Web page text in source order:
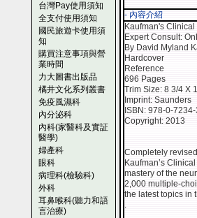
台灣Pay使用須知
全支付使用須知
國民旅遊卡使用須
知
購買注意事項與營
業時間
力大圖書出版品
橘井文化系列叢書
免疫風濕科
內分泌科
內科(家醫科及實証
醫學)
婦產科
眼科
病理科(檢驗科)
外科
耳鼻喉科(聽力和語
言治療)
- 內容介紹
Kaufman's
Expert Consult:
By David Myland
Hardcover
Reference
696 Pages
Trim Size: 8 3/4 X
Imprint: Saunders
ISBN: 978-0-
Copyright: 2013
Completely
Kaufman’s
mastery of the
2,000 multiple-
the latest topics in
.